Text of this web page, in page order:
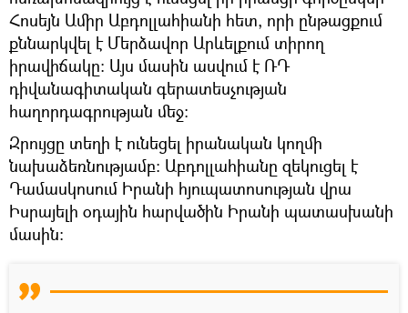
Հոսեյն Ամիր Աբդոլլահիանի հետ, որի ընթացքում
քննարկվել է Մերձավոր Արևելքում տիրող
իրավիճակը։ Այս մասին ասվում է ՌԴ
դիվանագիտական ​​գերատեսչության
հաղորդագրության մեջ։
Զրույցը տեղի է ունեցել իրանական կողմի
նախաձեռնությամբ։ Աբդոլլահիանը զեկուցել է
Դամասկոսում Իրանի հյուպատոսության վրա
Իսրայելի օդային հարվածին Իրանի պատասխանի
մասին։